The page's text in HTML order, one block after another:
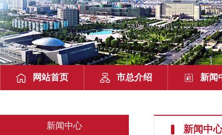
网站首页 市总介绍 新闻
新闻中心 新闻中